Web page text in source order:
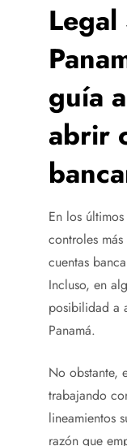
guía
abrir
En los
controles
cuentas
Incluso, en
posibilidad a
Panamá.
No obstante,
trabajando
lineamientos
razón que